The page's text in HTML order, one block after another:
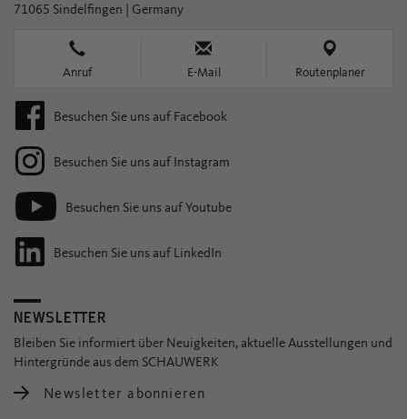
71065 Sindelfingen | Germany
Anruf E-Mail Routenplaner
Besuchen Sie uns auf Facebook
Besuchen Sie uns auf Instagram
Besuchen Sie uns auf Youtube
Besuchen Sie uns auf LinkedIn
NEWSLETTER
Bleiben Sie informiert über Neuigkeiten, aktuelle Ausstellungen und
Hintergründe aus dem SCHAUWERK
Newsletter abonnieren